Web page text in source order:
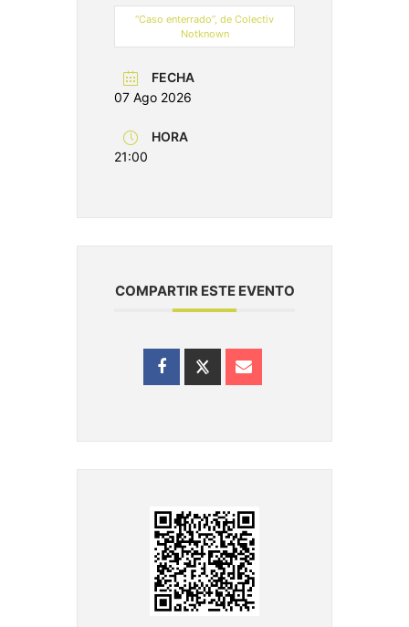
“Caso enterrado”, de Colectiv
Notknown
FECHA
07 Ago 2026
HORA
21:00
COMPARTIR ESTE EVENTO